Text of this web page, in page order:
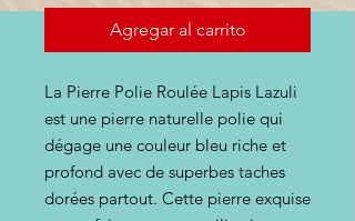
Agregar al carrito
La Pierre Polie Roulée Lapis Lazuli
est une pierre naturelle polie qui
dégage une couleur bleu riche et
profond avec de superbes taches
dorées partout. Cette pierre exquise